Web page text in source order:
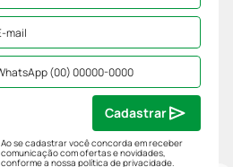
Ao se cadastrar você concorda em receber
comunicação com ofertas e novidades,
conforme a nossapolítica de privacidade.
Cadastrar